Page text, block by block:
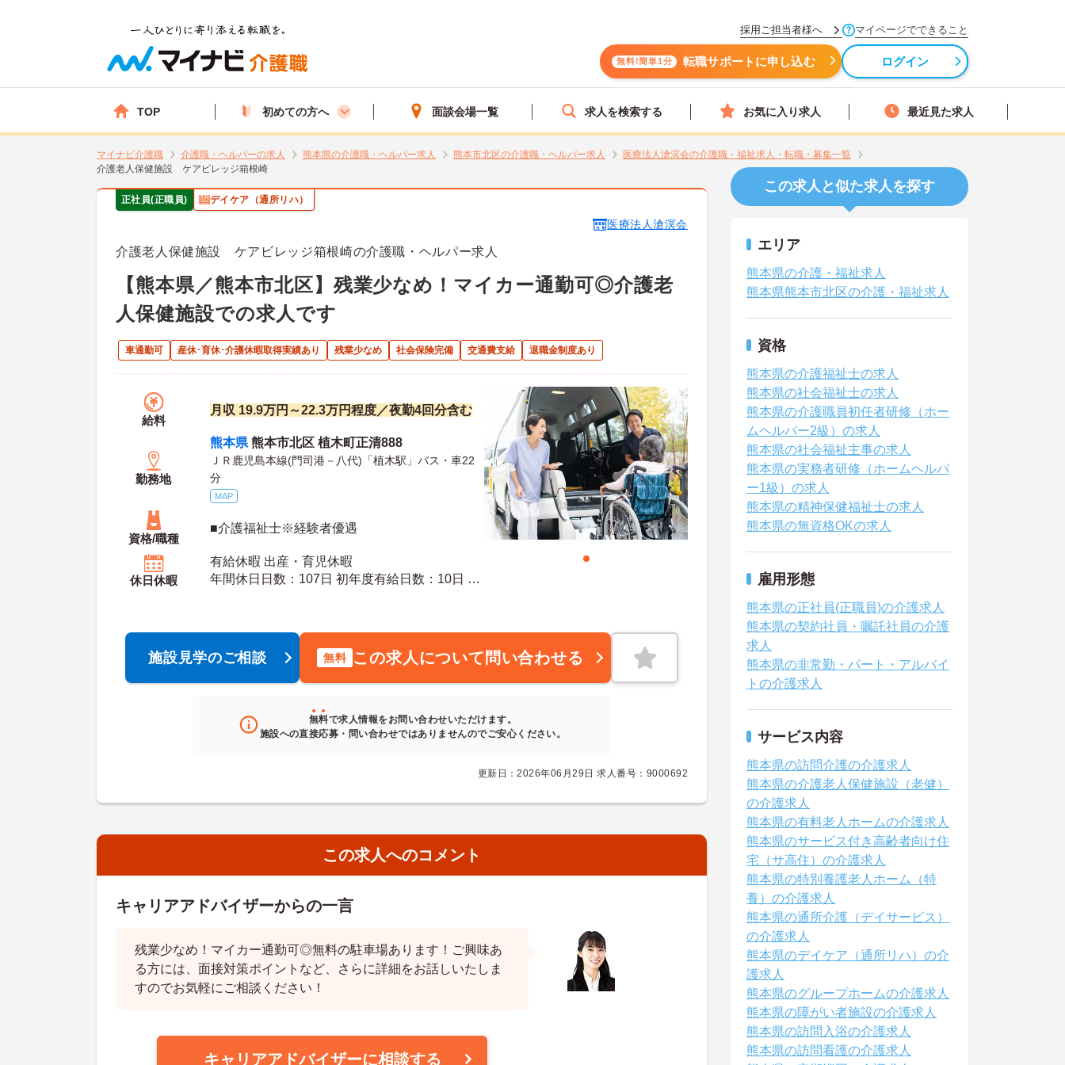
採用ご担当者様へ マイページでできること
無料!簡単1分 転職サポートに申し込む ログイン
TOP 初めての方へ 面談会場一覧 求人を検索する お気に入り求人 最近見た求人
マイナビ介護職 介護職・ヘルパーの求人 熊本県の介護職・ヘルパー求人 熊本市北区の介護職・ヘルパー求人
医療法人滄溟会の介護職・福祉求人・転職・募集一覧
介護老人保健施設 ケアビレッジ箱根崎
正社員(正職員) デイケア（通所リハ）
医療法人滄溟会
介護老人保健施設 ケアビレッジ箱根崎の介護職・ヘルパー求人
【熊本県／熊本市北区】残業少なめ！マイカー通勤可◎介護老
人保健施設での求人です
車通勤可 産休･育休･介護休暇取得実績あり 残業少なめ 社会保険完備 交通費支給 退職金制度あり
給料
月収 19.9万円～22.3万円程度／夜勤4回分含む
勤務地
熊本県 熊本市北区 植木町正清888
ＪＲ鹿児島本線(門司港－八代)「植木駅」バス・車22
分
MAP
資格/職種
■介護福祉士※経験者優遇
休日休暇
有給休暇 出産・育児休暇
年間休日日数：107日 初年度有給日数：10日 最
施設見学のご相談 無料 この求人について問い合わせる
無料で求人情報をお問い合わせいただけます。
施設への直接応募・問い合わせではありませんのでご安心ください。
更新日：2026年06月29日 求人番号：9000692
この求人へのコメント
キャリアアドバイザーからの一言
残業少なめ！マイカー通勤可◎無料の駐車場あります！ご興味あ
る方には、面接対策ポイントなど、さらに詳細をお話しいたしま
すのでお気軽にご相談ください！
キャリアアドバイザーに相談する
この求人と似た求人を探す
エリア
熊本県の介護・福祉求人
熊本県熊本市北区の介護・福祉求人
資格
熊本県の介護福祉士の求人
熊本県の社会福祉士の求人
熊本県の介護職員初任者研修（ホー
ムヘルパー2級）の求人
熊本県の社会福祉主事の求人
熊本県の実務者研修（ホームヘルパ
ー1級）の求人
熊本県の精神保健福祉士の求人
熊本県の無資格OKの求人
雇用形態
熊本県の正社員(正職員)の介護求人
熊本県の契約社員・嘱託社員の介護
求人
熊本県の非常勤・パート・アルバイ
トの介護求人
サービス内容
熊本県の訪問介護の介護求人
熊本県の介護老人保健施設（老健）
の介護求人
熊本県の有料老人ホームの介護求人
熊本県のサービス付き高齢者向け住
宅（サ高住）の介護求人
熊本県の特別養護老人ホーム（特
養）の介護求人
熊本県の通所介護（デイサービス）
の介護求人
熊本県のデイケア（通所リハ）の介
護求人
熊本県のグループホームの介護求人
熊本県の障がい者施設の介護求人
熊本県の訪問入浴の介護求人
熊本県の訪問看護の介護求人